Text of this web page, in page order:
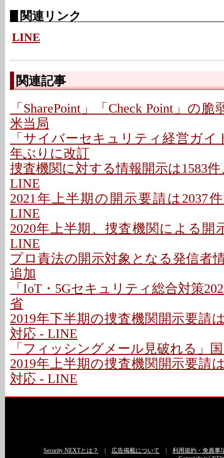
関連リンク
LINE
関連記事
「SharePoint」「Check Point」の
米当局
「サイバーセキュリティ経営ガイ
年ぶりに改訂
捜査機関に対する情報開示は1583
LINE
2021年上半期の開示要請は2037
LINE
2020年上半期、捜査機関による開
LINE
プロ責法の開示対象となる発信者
追加
「IoT・5Gセキュリティ総合対策
省
2019年下半期の捜査機関開示要請
対応 - LINE
「フィッシングメール見破れる」
2019年上半期の捜査機関開示要請
対応 - LINE
Security NEXTとは？ 広告掲載について
利用規約・免責事